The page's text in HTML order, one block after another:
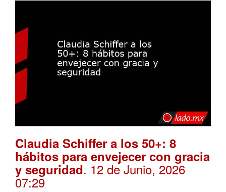
Claudia Schiffer a los 50+: 8
hábitos para envejecer con gracia
y seguridad. 12 de Junio, 2026
07:29